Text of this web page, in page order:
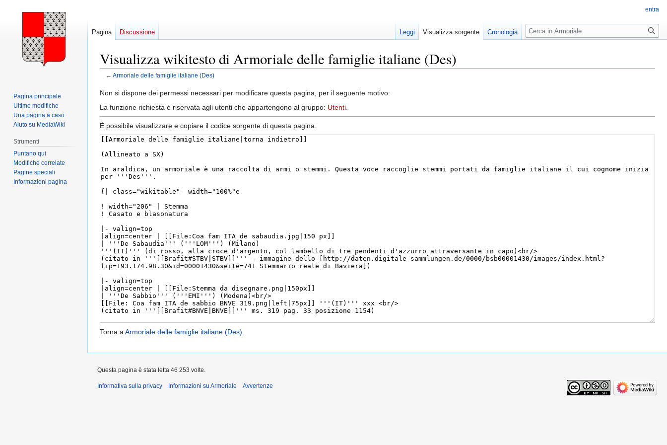
Visualizza wikitesto di Armoriale delle famiglie italiane (Des)
← Armoriale delle famiglie italiane (Des)
Vai
alla
Vai
alla
Non si dispone dei permessi necessari per modificare questa pagina, per il seguente motivo:
La funzione richiesta è riservata agli utenti che appartengono al gruppo: Utenti
È possibile visualizzare e copiare il codice sorgente di questa pagina.
Torna aArmoriale delle famiglie italiane (Des).
entra
Pagina Discussione Leggi Visualizza sorgente Cronologia Ricerca
Pagina principale
Ultime modifiche
Una pagina a caso
Aiuto su MediaWiki
Strumenti
Puntano qui
Modifiche correlate
Pagine speciali
Informazioni pagina
Questa pagina è stata letta 46 253 volte.
Informativa sulla privacy Informazioni su Armoriale Avvertenze